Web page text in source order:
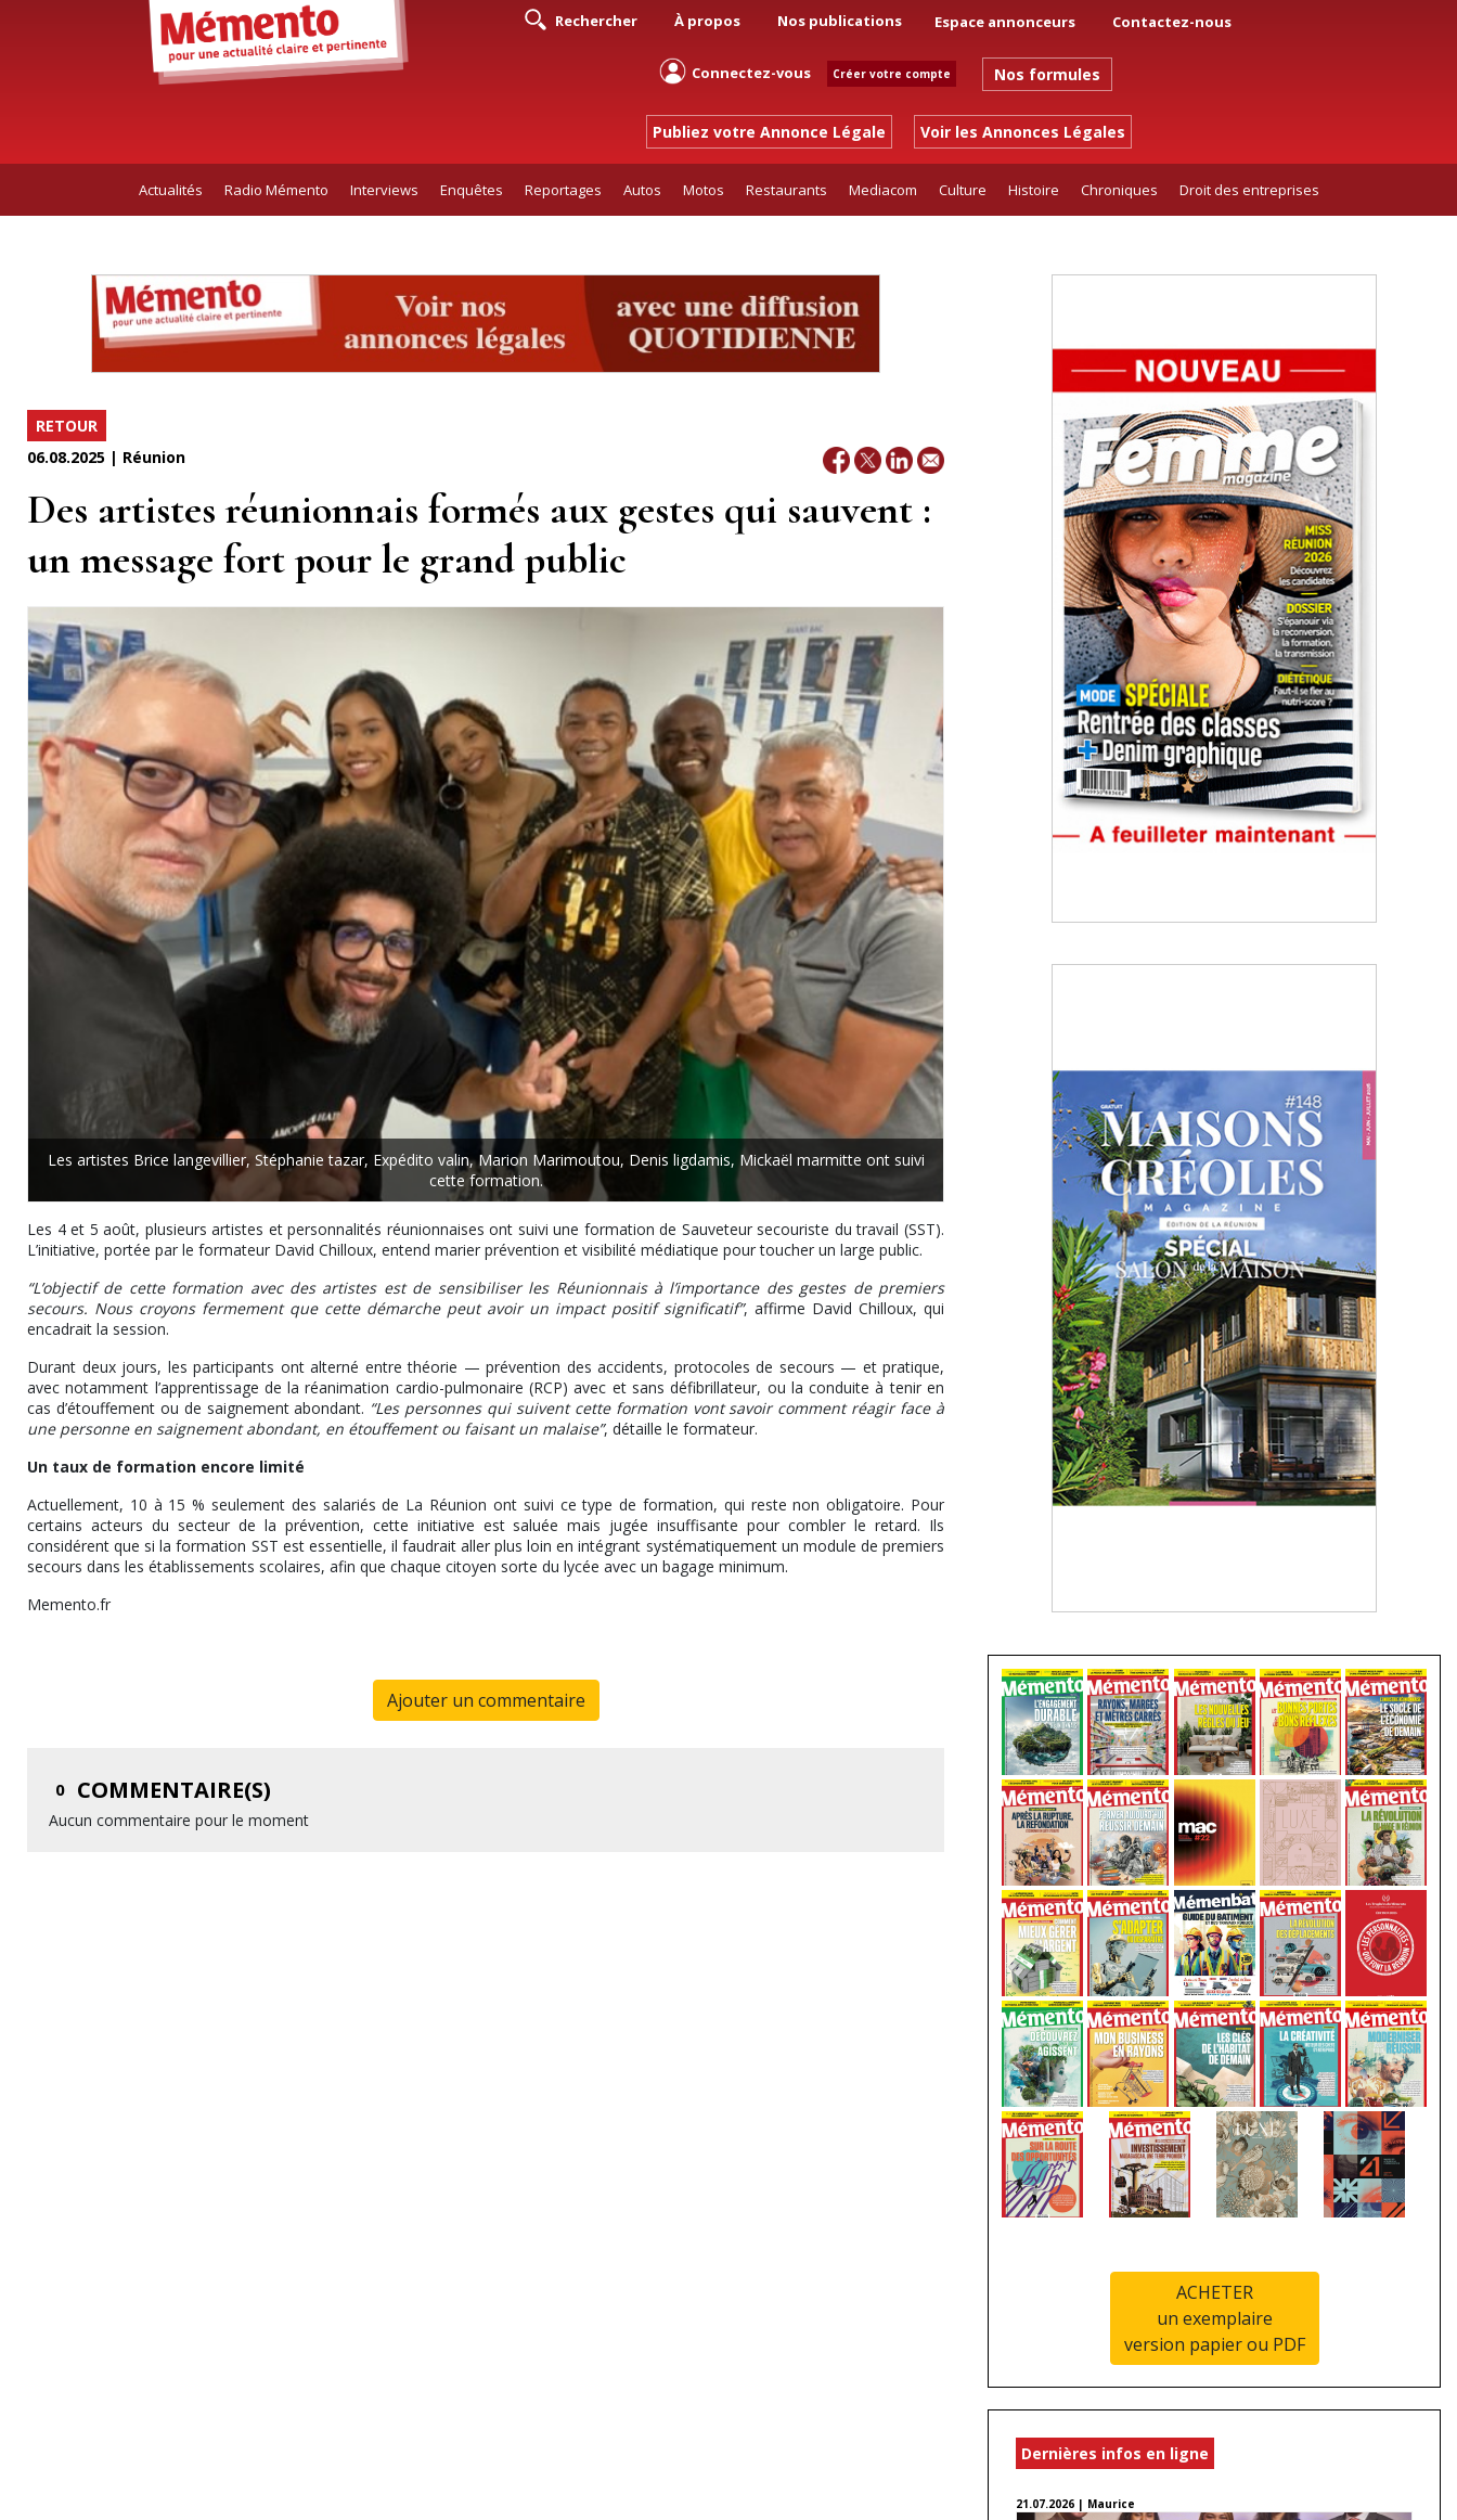
Rechercher À propos Nos publications Espace annonceurs Contactez-nous
Connectez-vous Créer votre compte Nos formules
Publiez votre Annonce Légale Voir les Annonces Légales
Actualités Radio Mémento Interviews Enquêtes Reportages Autos Motos Restaurants Mediacom Culture Histoire Chroniques Droit des entreprises
RETOUR
06.08.2025 | Réunion
Des artistes réunionnais formés aux gestes qui sauvent :
un message fort pour le grand public
Les artistes Brice langevillier, Stéphanie tazar, Expédito valin, Marion Marimoutou, Denis ligdamis, Mickaël marmitte ont suivi
cette formation.
Les 4 et 5 août, plusieurs artistes et personnalités réunionnaises ont suivi une formation de Sauveteur secouriste du travail (SST).
L’initiative, portée par le formateur David Chilloux, entend marier prévention et visibilité médiatique pour toucher un large public.
“L’objectif de cette formation avec des artistes est de sensibiliser les Réunionnais à l’importance des gestes de premiers
secours. Nous croyons fermement que cette démarche peut avoir un impact positif significatif”, affirme David Chilloux, qui
encadrait la session.
Durant deux jours, les participants ont alterné entre théorie — prévention des accidents, protocoles de secours — et pratique,
avec notamment l’apprentissage de la réanimation cardio-pulmonaire (RCP) avec et sans défibrillateur, ou la conduite à tenir en
cas d’étouffement ou de saignement abondant. “Les personnes qui suivent cette formation vont savoir comment réagir face à
une personne en saignement abondant, en étouffement ou faisant un malaise”, détaille le formateur.
Un taux de formation encore limité
Actuellement, 10 à 15 % seulement des salariés de La Réunion ont suivi ce type de formation, qui reste non obligatoire. Pour
certains acteurs du secteur de la prévention, cette initiative est saluée mais jugée insuffisante pour combler le retard. Ils
considérent que si la formation SST est essentielle, il faudrait aller plus loin en intégrant systématiquement un module de premiers
secours dans les établissements scolaires, afin que chaque citoyen sorte du lycée avec un bagage minimum.
Memento.fr
Ajouter un commentaire
0 COMMENTAIRE(S)
Aucun commentaire pour le moment
ACHETER
un exemplaire
version papier ou PDF
Dernières infos en ligne
21.07.2026 | Maurice